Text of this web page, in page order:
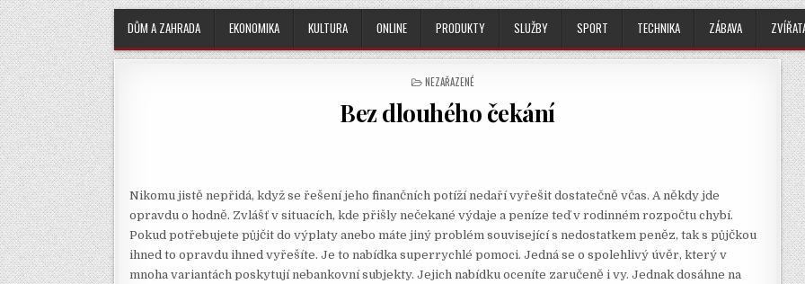
DŮM A ZAHRADA EKONOMIKA KULTURA ONLINE PRODUKTY SLUŽBY SPORT TECHNIKA ZÁBAVA
POSTED
NEZAŘAZENÉ
Bez dlouhého čekání
Nikomu jistě nepřidá, když se řešení jeho finančních potíží nedaří vyřešit dostatečně včas. A někdy jde
opravdu o hodně. Zvlášť v situacích, kde přišly nečekané výdaje a peníze teď v rodinném rozpočtu chybí.
Pokud potřebujete půjčit do výplaty anebo máte jiný problém související s nedostatkem peněz, tak s půjčkou
ihned to opravdu ihned vyřešíte. Je to nabídka superrychlé pomoci. Jedná se o spolehlivý úvěr, který v
mnoha variantách poskytují nebankovní subjekty. Jejich nabídku oceníte zaručeně i vy. Jednak dosáhne na